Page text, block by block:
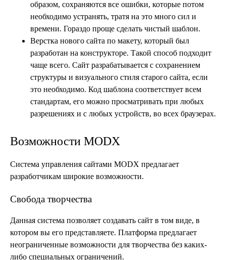
образом, сохраняются все ошибки, которые потом
необходимо устранять, тратя на это много сил и
времени. Гораздо проще сделать чистый шаблон.
Верстка нового сайта по макету, который был
разработан на конструкторе. Такой способ подходит
чаще всего. Сайт разрабатывается с сохранением
структуры и визуального стиля старого сайта, если
это необходимо. Код шаблона соответствует всем
стандартам, его можно просматривать при любых
разрешениях и с любых устройств, во всех браузерах.
Возможности MODX
Система управления сайтами MODX предлагает
разработчикам широкие возможности.
Свобода творчества
Данная система позволяет создавать сайт в том виде, в
котором вы его представляете. Платформа предлагает
неограниченные возможности для творчества без каких-
либо специальных ограничений.